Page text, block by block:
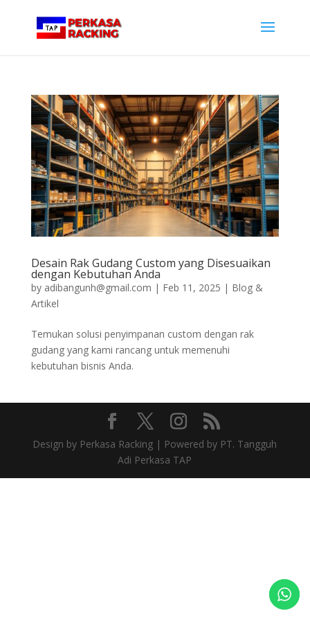
Desain Rak Gudang Custom yang Disesuaikan
dengan Kebutuhan Anda
by adibangunh@gmail.com | Feb 11, 2025 | Blog &
Artikel
Temukan solusi penyimpanan custom dengan rak
gudang yang kami rancang untuk memenuhi
kebutuhan bisnis Anda.
Design by Perkasa Racking | Powered by PT. Tangguh
Adi Perkasa TAP